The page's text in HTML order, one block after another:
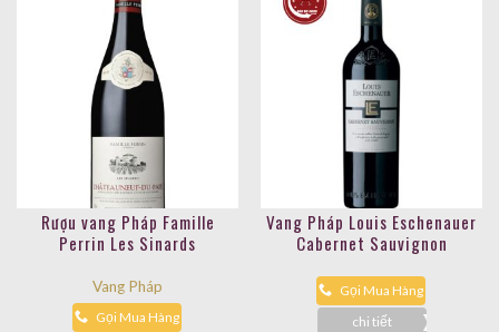
Rượu vang Pháp Famille
Perrin Les Sinards
Vang Pháp
Gọi Mua Hàng
Vang Pháp Louis Eschenauer
Cabernet Sauvignon
Gọi Mua Hàng
chi tiết